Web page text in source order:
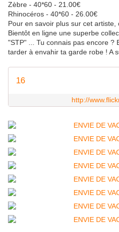
Zèbre - 40*60 - 21.00€
Rhinocéros - 40*60 - 26.00€
Pour en savoir plus sur cet artiste,
Bientôt en ligne une superbe
"STP" ... Tu connais pas encore ?
tarder à envahir ta garde robe ! A
16
http://